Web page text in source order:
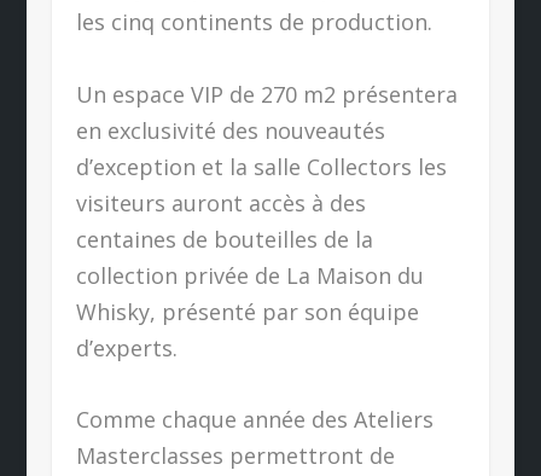
les cinq continents de production.
Un espace VIP de 270 m2 présentera
en exclusivité des nouveautés
d’exception et la salle Collectors les
visiteurs auront accès à des
centaines de bouteilles de la
collection privée de La Maison du
Whisky, présenté par son équipe
d’experts.
Comme chaque année des Ateliers
Masterclasses permettront de